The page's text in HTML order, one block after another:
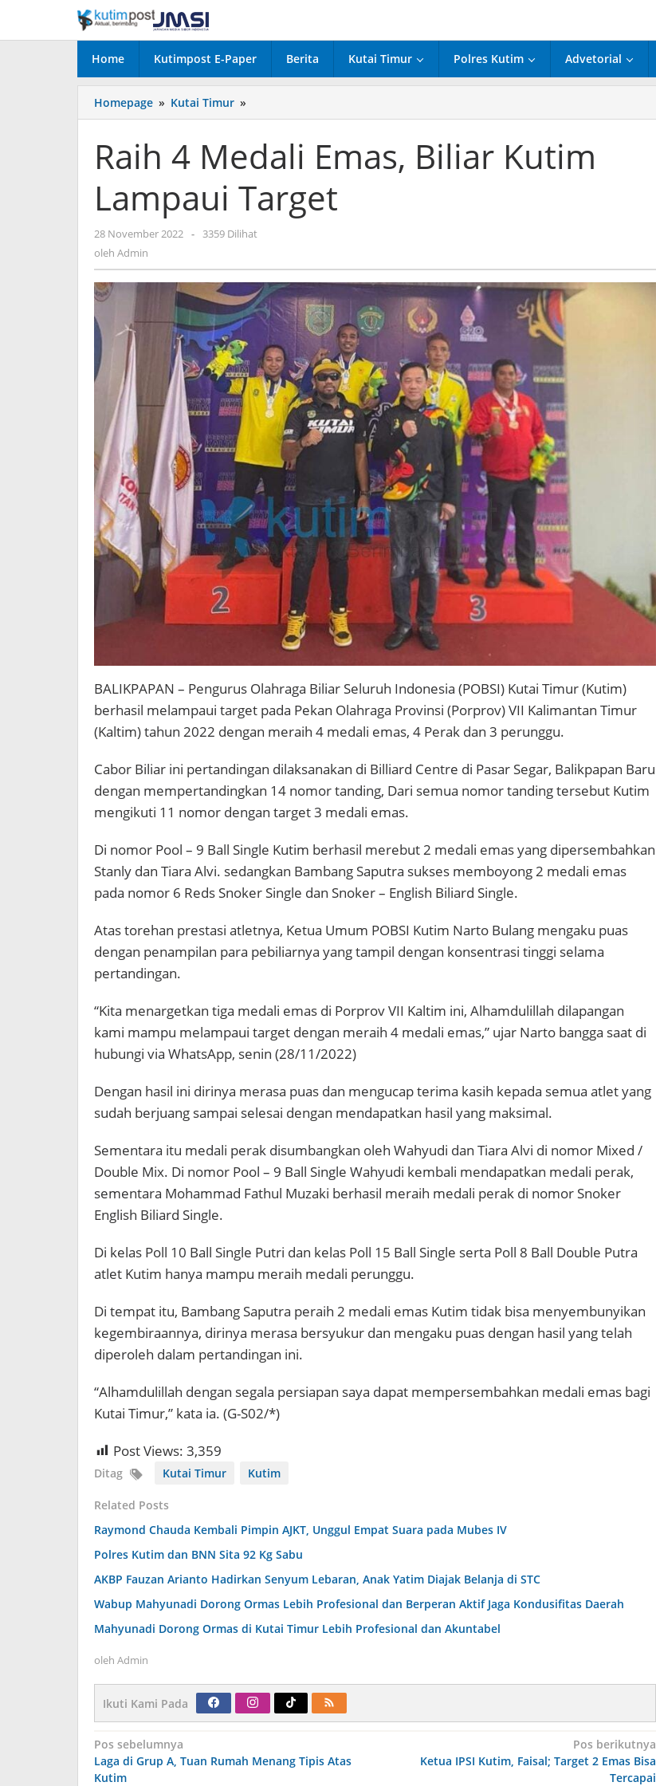
konten
Home Kutimpost E-Paper Berita Kutai Timur Polres Kutim Advetorial
Homepage » Kutai Timur »
4
Emas,
Biliar
Kutim
Lampaui
Raih 4 Medali Emas, Biliar Kutim
Lampaui Target
28 November 2022 oleh
- 3359 Dilihat
oleh Admin
BALIKPAPAN – Pengurus Olahraga Biliar Seluruh Indonesia (POBSI) Kutai Timur (Kutim)
berhasil melampaui target pada Pekan Olahraga Provinsi (Porprov) VII Kalimantan Timur
(Kaltim) tahun 2022 dengan meraih 4 medali emas, 4 Perak dan 3 perunggu.
Cabor Biliar ini pertandingan dilaksanakan di Billiard Centre di Pasar Segar, Balikpapan Baru
dengan mempertandingkan 14 nomor tanding, Dari semua nomor tanding tersebut Kutim
mengikuti 11 nomor dengan target 3 medali emas.
Di nomor Pool – 9 Ball Single Kutim berhasil merebut 2 medali emas yang dipersembahkan
Stanly dan Tiara Alvi. sedangkan Bambang Saputra sukses memboyong 2 medali emas
pada nomor 6 Reds Snoker Single dan Snoker – English Biliard Single.
Atas torehan prestasi atletnya, Ketua Umum POBSI Kutim Narto Bulang mengaku puas
dengan penampilan para pebiliarnya yang tampil dengan konsentrasi tinggi selama
pertandingan.
“Kita menargetkan tiga medali emas di Porprov VII Kaltim ini, Alhamdulillah dilapangan
kami mampu melampaui target dengan meraih 4 medali emas,” ujar Narto bangga saat di
hubungi via WhatsApp, senin (28/11/2022)
Dengan hasil ini dirinya merasa puas dan mengucap terima kasih kepada semua atlet yang
sudah berjuang sampai selesai dengan mendapatkan hasil yang maksimal.
Sementara itu medali perak disumbangkan oleh Wahyudi dan Tiara Alvi di nomor Mixed /
Double Mix. Di nomor Pool – 9 Ball Single Wahyudi kembali mendapatkan medali perak,
sementara Mohammad Fathul Muzaki berhasil meraih medali perak di nomor Snoker
English Biliard Single.
Di kelas Poll 10 Ball Single Putri dan kelas Poll 15 Ball Single serta Poll 8 Ball Double Putra
atlet Kutim hanya mampu meraih medali perunggu.
Di tempat itu, Bambang Saputra peraih 2 medali emas Kutim tidak bisa menyembunyikan
kegembiraannya, dirinya merasa bersyukur dan mengaku puas dengan hasil yang telah
diperoleh dalam pertandingan ini.
“Alhamdulillah dengan segala persiapan saya dapat mempersembahkan medali emas bagi
Kutai Timur,” kata ia. (G-S02/*)
Post Views: 3,359
Ditag Kutai Timur Kutim
Related Posts
Raymond Chauda Kembali Pimpin AJKT, Unggul Empat Suara pada Mubes IV
Polres Kutim dan BNN Sita 92 Kg Sabu
AKBP Fauzan Arianto Hadirkan Senyum Lebaran, Anak Yatim Diajak Belanja di STC
Wabup Mahyunadi Dorong Ormas Lebih Profesional dan Berperan Aktif Jaga Kondusifitas Daerah
Mahyunadi Dorong Ormas di Kutai Timur Lebih Profesional dan Akuntabel
oleh Admin
Ikuti Kami Pada
Navigasi
pos
Pos sebelumnya
Laga di Grup A, Tuan Rumah Menang Tipis Atas
Kutim
Pos berikutnya
Ketua IPSI Kutim, Faisal; Target 2 Emas Bisa
Tercapai